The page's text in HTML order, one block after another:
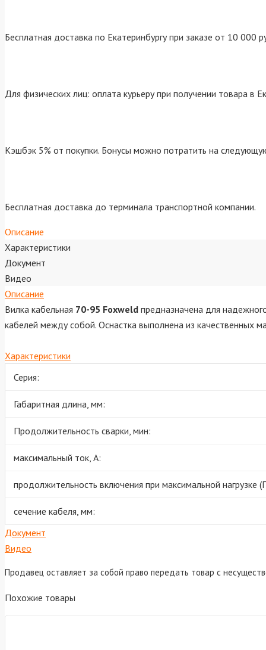
Бесплатная доставка по Екатеринбургу при заказе от 10 000
Для физических лиц: оплата курьеру при получении товара в
Кэшбэк 5% от покупки. Бонусы можно потратить на
Бесплатная доставка до терминала транспортной компании.
Описание
Характеристики
Документ
Видео
Описание
Вилка кабельная 70-95 Foxweld предназначена для
кабелей между собой. Оснастка выполнена из
Характеристики
Серия:
Габаритная длина, мм:
Продолжительность сварки, мин:
максимальный ток, А:
продолжительность включения при максимальной нагрузке
сечение кабеля, мм:
Документ
Видео
Продавец оставляет за собой право передать товар с
Похожие товары